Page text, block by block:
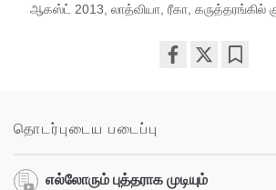
ஆகஸ்ட் 2013, லாத்வியா, ரீகா, கருத்தரங்கில்
தொடர்புடைய படைப்பு
எல்லோரும் புத்தராக முடியும்